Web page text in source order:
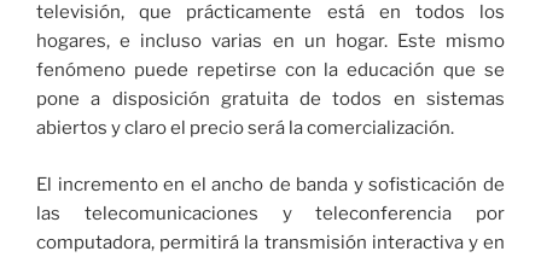
televisión, que prácticamente está en todos los
hogares, e incluso varias en un hogar. Este mismo
fenómeno puede repetirse con la educación que se
pone a disposición gratuita de todos en sistemas
abiertos y claro el precio será la comercialización.
El incremento en el ancho de banda y sofisticación de
las telecomunicaciones y teleconferencia por
computadora, permitirá la transmisión interactiva y en